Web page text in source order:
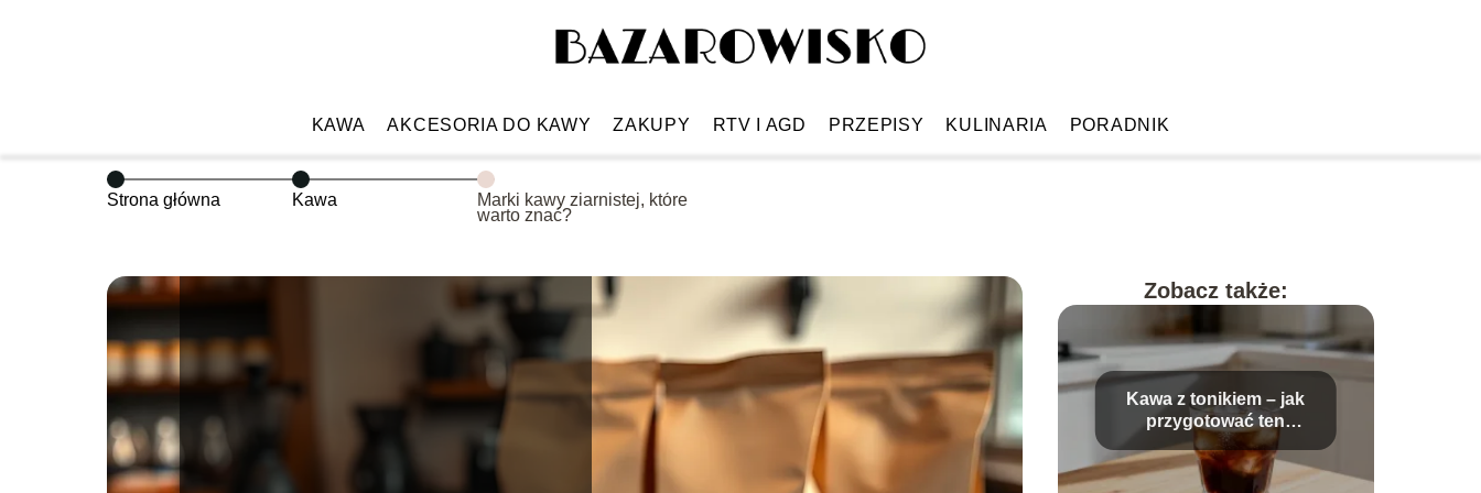
KAWA AKCESORIA DO KAWY ZAKUPY RTV I AGD PRZEPISY KULINARIA PORADNIK
Strona główna Kawa
Marki kawy ziarnistej, które
warto znać?
Zobacz także:
Kawa z tonikiem – jak
przygotować ten
orzeźwiający napój?